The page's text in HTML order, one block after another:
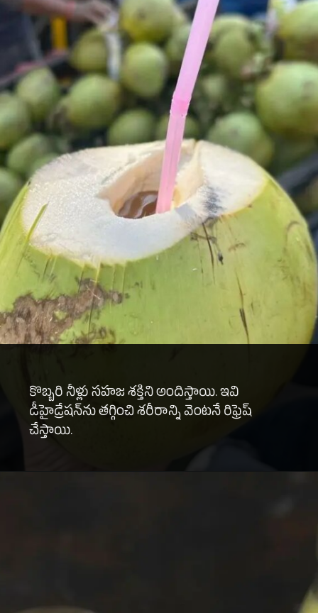
కొబ్బరి నీళ్లు సహజ శక్తిని అందిస్తాయి. ఇవి
డీహైడ్రేషన్‌ను తగ్గించి శరీరాన్ని వెంటనే రిఫ్రెష్
చేస్తాయి.